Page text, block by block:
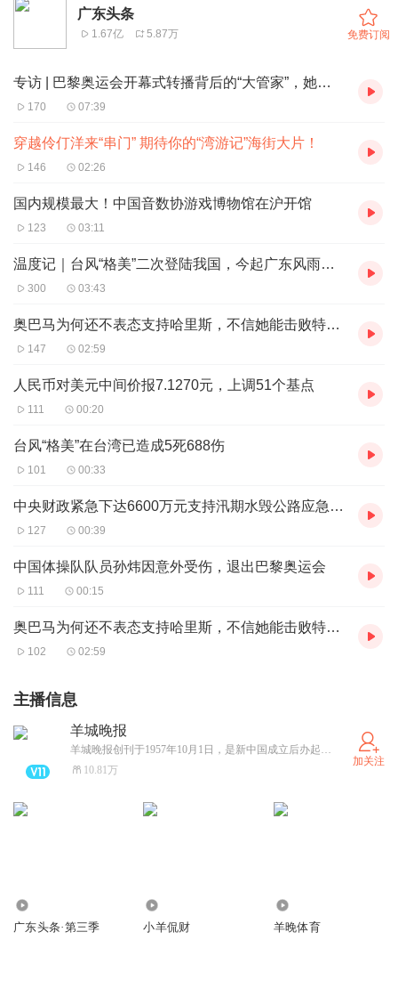
广东头条
1.67亿 5.87万 免费订阅
专访 | 巴黎奥运会开幕式转播背后的“大管家”，她来自中国
170 07:39
穿越伶仃洋来“串门” 期待你的“湾游记”海街大片！
146 02:26
国内规模最大！中国音数协游戏博物馆在沪开馆
123 03:11
温度记｜台风“格美”二次登陆我国，今起广东风雨趋明显
300 03:43
奥巴马为何还不表态支持哈里斯，不信她能击败特朗普？|热点分析
147 02:59
人民币对美元中间价报7.1270元，上调51个基点
111 00:20
台风“格美”在台湾已造成5死688伤
101 00:33
中央财政紧急下达6600万元支持汛期水毁公路应急抢通
127 00:39
中国体操队队员孙炜因意外受伤，退出巴黎奥运会
111 00:15
奥巴马为何还不表态支持哈里斯，不信她能击败特朗普？|热点分析
102 02:59
主播信息
羊城晚报
羊城晚报创刊于1957年10月1日，是新中国成立后办起的第一张大型综合性晚报，是广东省委主管主办的省级党报，深耕岭南，辐射全国至海外，曾有百万级发行量。2003年羊城晚报位列全球日报发行量20强。如今，羊城晚报已经发展成为集报纸、网站、客户端为一体的全媒体传播平台，2020年融合传播力指数综合得分在所有省级报纸中排名第三。
10.81万
加关注
广东头条·第三季 小羊侃财 羊晚体育